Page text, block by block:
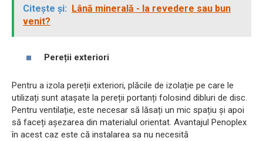
Citește și: Lână minerală - la revedere sau bun
venit?
Pereții exteriori
Pentru a izola pereții exteriori, plăcile de izolație pe care le
utilizați sunt atașate la pereții portanți folosind dibluri de disc.
Pentru ventilație, este necesar să lăsați un mic spațiu și apoi
să faceți așezarea din materialul orientat. Avantajul Penoplex
în acest caz este că instalarea sa nu necesită